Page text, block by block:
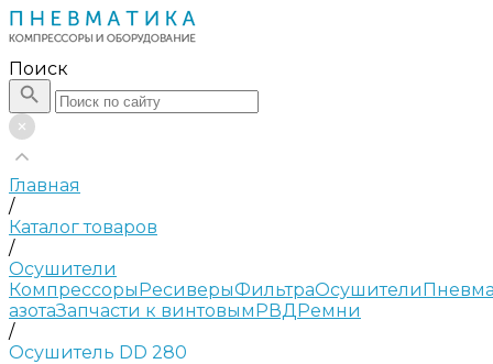
Поиск
Главная
/
Каталог товаров
/
Осушители
КомпрессорыРесиверыФильтраОсушители
азотаЗапчасти к винтовымРВДРемни
/
Осушитель DD 280